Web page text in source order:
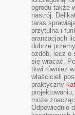
ogrodu także
nastrój.
taras
przytulna i
aranżacjach
dobrze
ozdób, lecz o
się wracać.
tkwi również
właścicieli
praktyczny
może
Odpowiednio